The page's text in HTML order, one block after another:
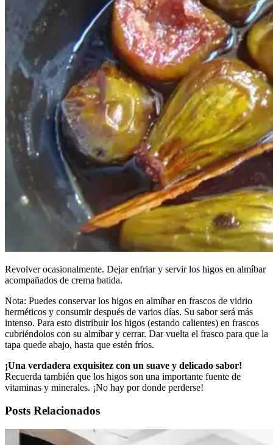
Revolver ocasionalmente. Dejar enfriar y servir los higos en almíbar
acompañados de crema batida.
Nota: Puedes conservar los higos en almíbar en frascos de vidrio
herméticos y consumir después de varios días. Su sabor será más
intenso. Para esto distribuir los higos (estando calientes) en frascos
cubriéndolos con su almíbar y cerrar. Dar vuelta el frasco para que la
tapa quede abajo, hasta que estén fríos.
¡Una verdadera exquisitez con un suave y delicado sabor!
Recuerda también que los higos son una importante fuente de
vitaminas y minerales. ¡No hay por donde perderse!
Posts Relacionados